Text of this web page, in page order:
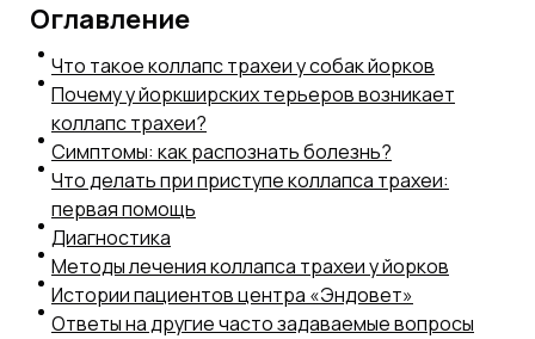
Оглавление
Что такое коллапс трахеи у собак йорков
Почему у йоркширских терьеров возникает
коллапс трахеи?
Симптомы: как распознать болезнь?
Что делать при приступе коллапса трахеи:
первая помощь
Диагностика
Методы лечения коллапса трахеи у йорков
Истории пациентов центра «Эндовет»
Ответы на другие часто задаваемые вопросы